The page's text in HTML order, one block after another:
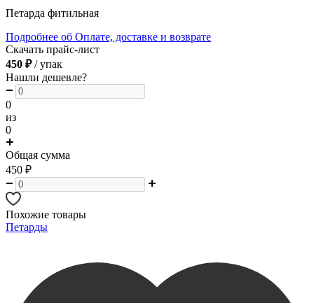
Петарда фитильная
Подробнее об Оплате, доставке и возврате
Скачать прайс-лист
450 ₽ / упак
Нашли дешевле?
0
из
0
Общая сумма
450 ₽
Похожие товары
Петарды